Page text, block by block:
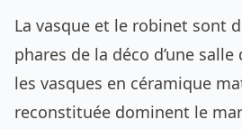
La vasque et le robinet sont
phares de la déco d’une salle
les vasques en céramique
reconstituée dominent le